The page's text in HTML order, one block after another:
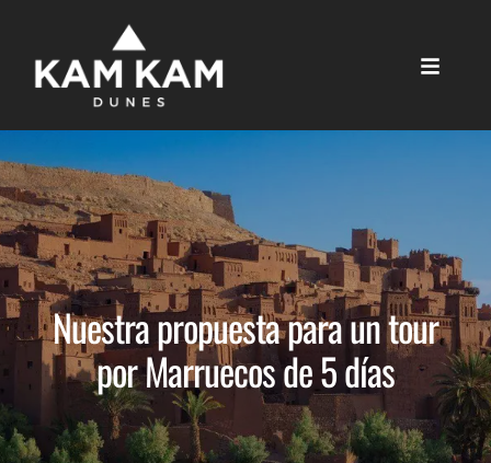
Nuestra propuesta para un tour
por Marruecos de 5 días